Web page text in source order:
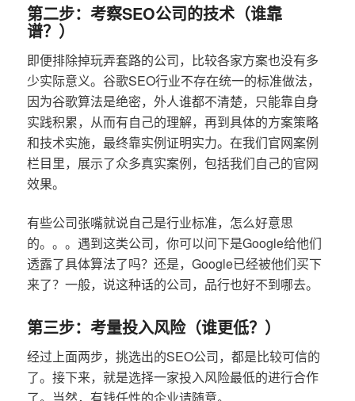
第二步：考察SEO公司的技术（谁靠
谱？）
即便排除掉玩弄套路的公司，比较各家方案也没有多
少实际意义。谷歌SEO行业不存在统一的标准做法，
因为谷歌算法是绝密，外人谁都不清楚，只能靠自身
实践积累，从而有自己的理解，再到具体的方案策略
和技术实施，最终靠实例证明实力。在我们官网案例
栏目里，展示了众多真实案例，包括我们自己的官网
效果。
有些公司张嘴就说自己是行业标准，怎么好意思
的。。。遇到这类公司，你可以问下是Google给他们
透露了具体算法了吗？还是，Google已经被他们买下
来了？一般，说这种话的公司，品行也好不到哪去。
第三步：考量投入风险（谁更低？）
经过上面两步，挑选出的SEO公司，都是比较可信的
了。接下来，就是选择一家投入风险最低的进行合作